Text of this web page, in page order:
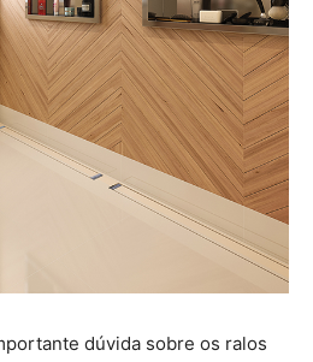
dúvida sobre os ralos